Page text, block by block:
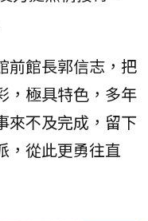
前館長郭信志，把
，極具特色，多年
來不及完成，留下
，從此更勇往直